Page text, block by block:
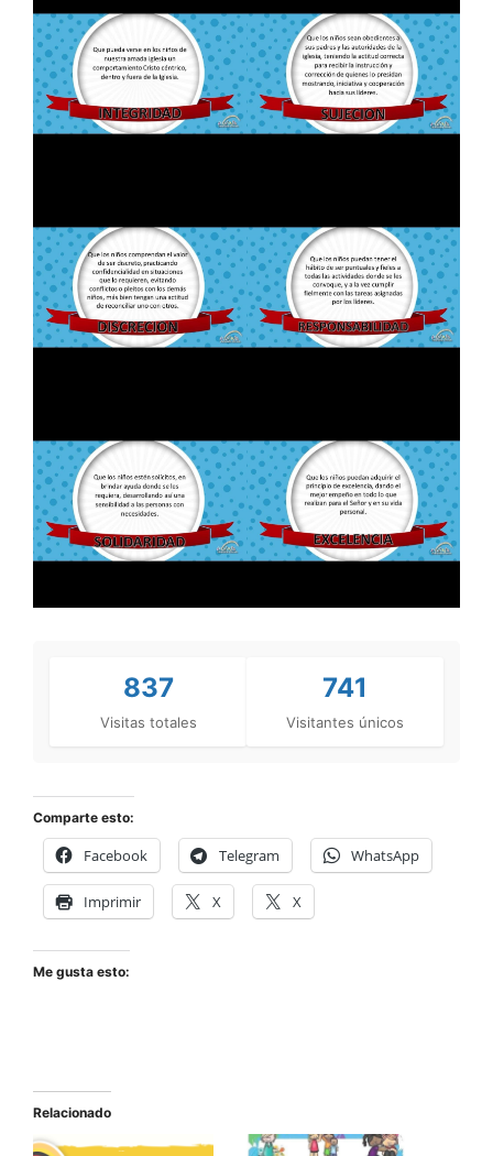
837
Visitas totales
741
Visitantes únicos
Comparte esto:
Facebook Telegram WhatsApp
Imprimir X X
Me gusta esto:
Relacionado